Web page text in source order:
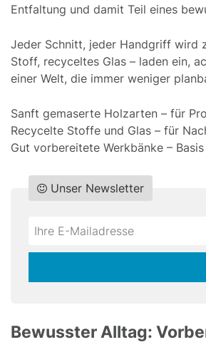
Entfaltung und damit Teil eines
Jeder Schnitt, jeder Handgriff wird
Stoff, recyceltes Glas – laden ein,
einer Welt, die immer weniger
Sanft gemaserte Holzarten – für
Recycelte Stoffe und Glas – für
Gut vorbereitete Werkbänke –
Do
Unser Newsletter
*Ihre
Bewusster Alltag: